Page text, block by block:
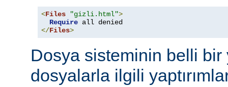
<Files "gizli.html">
Require
</Files>
Dosya sisteminin belli
dosyalarla ilgili